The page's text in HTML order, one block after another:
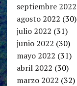
septiembre 2022
agosto 2022 (30)
julio 2022 (31)
junio 2022 (30)
mayo 2022 (31)
abril 2022 (30)
marzo 2022 (32)